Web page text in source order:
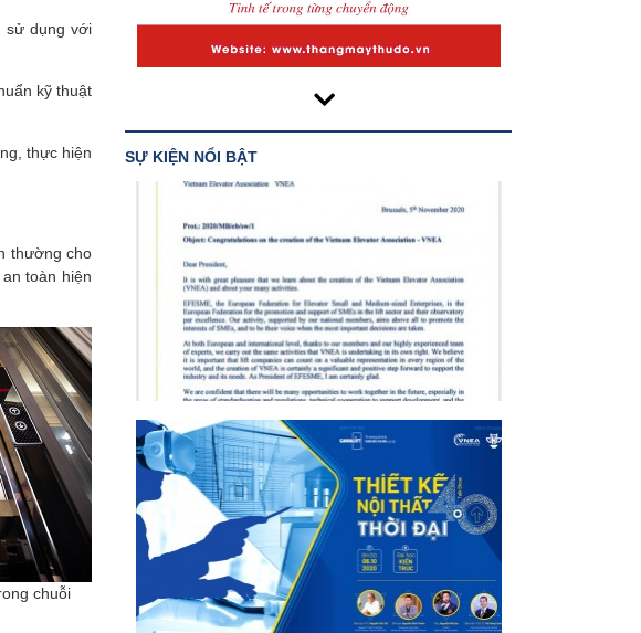
sử dụng với
kỹ thuật
thực hiện
thường cho
toàn hiện
chuỗi
SỰ KIỆN NỔI BẬT